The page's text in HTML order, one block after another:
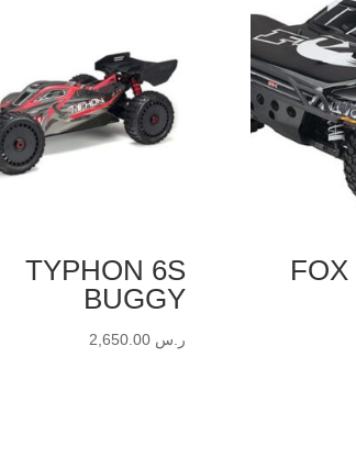
TYPHON 6S
BUGGY
ر.س